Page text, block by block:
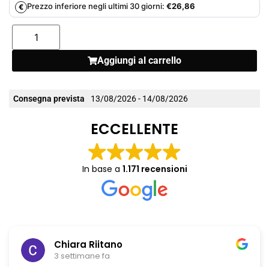
€ Prezzo inferiore negli ultimi 30 giorni: €26,86
Aggiungi al carrello
Consegna prevista 13/08/2026 - 14/08/2026
ECCELLENTE
In base a 1.171 recensioni
Chiara Riitano
3 settimane fa